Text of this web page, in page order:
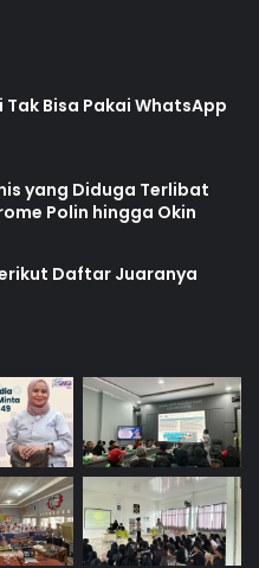
Tak Bisa Pakai WhatsApp
yang Diduga Terlibat
Polin hingga Okin
Daftar Juaranya